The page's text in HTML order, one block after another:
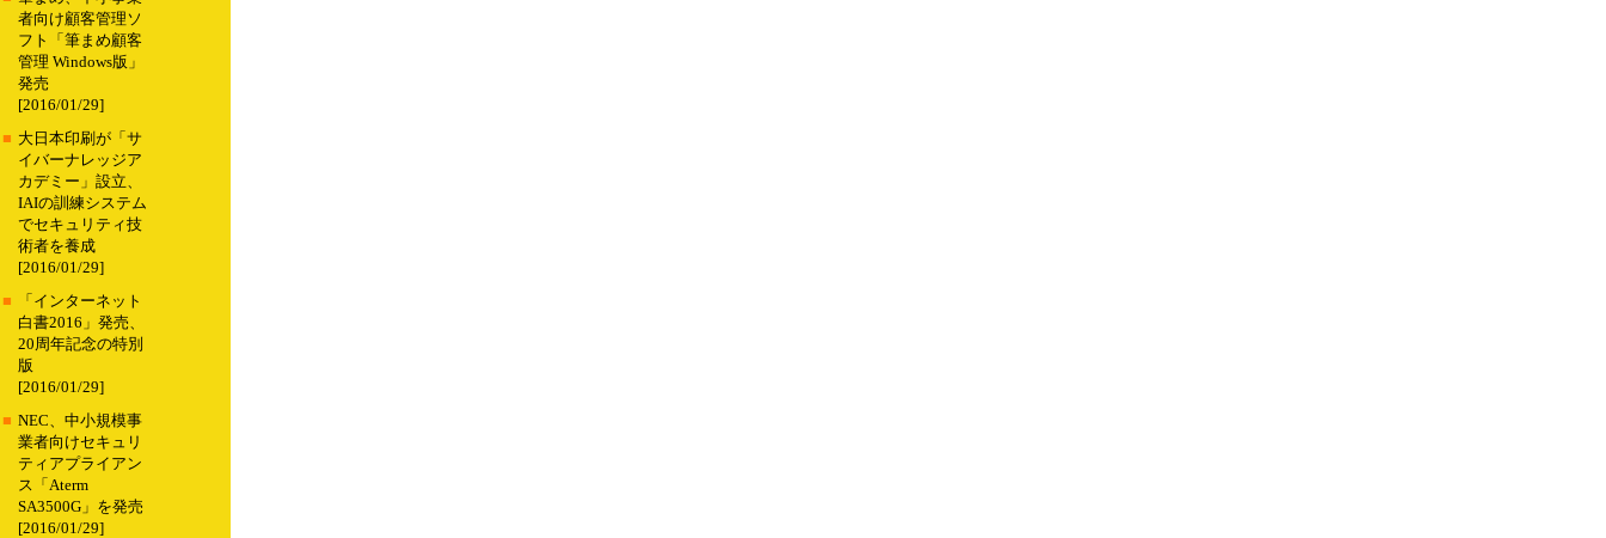
者向け顧客管理ソ
フト「筆まめ顧客
管理 Windows版」
発売
[2016/01/29]
■ 大日本印刷が「サ
イバーナレッジア
カデミー」設立、
IAIの訓練システム
でセキュリティ技
術者を養成
[2016/01/29]
■
「インターネット
白書2016」発売、
20周年記念の特別
版
[2016/01/29]
■ NEC、中小規模事
業者向けセキュリ
ティアプライアン
ス「Aterm
SA3500G」を発売
[2016/01/29]